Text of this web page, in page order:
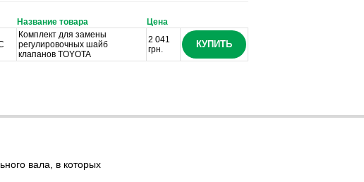
Название товара Цена
Комплект для замены
регулировочных шайб
клапанов TOYOTA
2 041
грн.
КУПИТЬ
вала, в которых